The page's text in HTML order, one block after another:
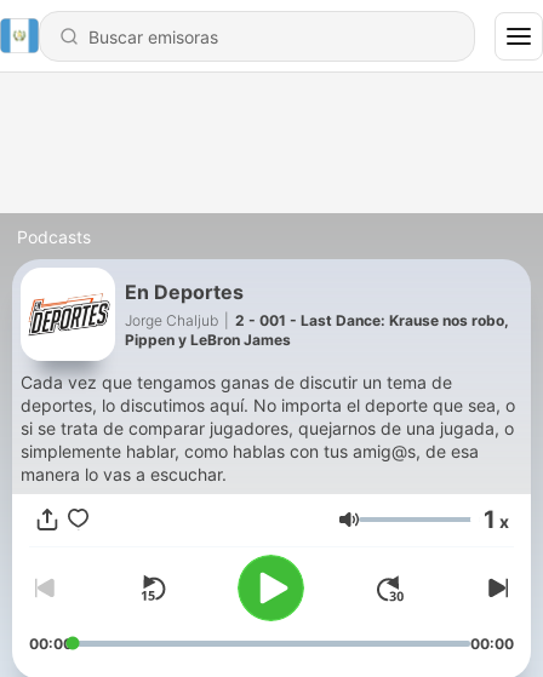
Podcasts
En Deportes
Jorge Chaljub
2 - 001 - Last Dance: Krause nos robo,
Pippen y LeBron James
Cada vez que tengamos ganas de discutir un tema de
deportes, lo discutimos aquí. No importa el deporte que sea, o
si se trata de comparar jugadores, quejarnos de una jugada, o
simplemente hablar, como hablas con tus amig@s, de esa
manera lo vas a escuchar.
Volumen 1 x
00:00 00:00